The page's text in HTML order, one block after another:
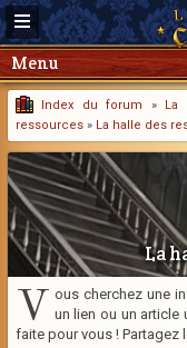
Menu
Index du forum » La
ressources » La halle des
La
V ous cherchez une
un lien ou un article
faite pour vous ! Partagez